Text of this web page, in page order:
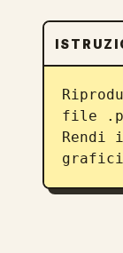
file
Rendi
grafici